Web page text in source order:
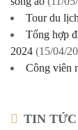
Tour du
Tổng hợp
2024 (15/04/
Công viên
TIN